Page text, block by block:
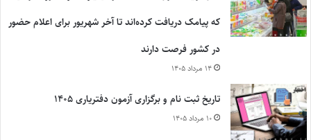
که پیامک دریافت کرده‌اند تا آخر شهریور برای اعلام حضور
در کشور فرصت دارند
۱۴ مرداد ۱۴۰۵
تاریخ ثبت نام و برگزاری آزمون دفتریاری ۱۴۰۵
۱۰ مرداد ۱۴۰۵